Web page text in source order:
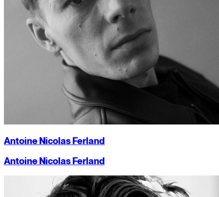
Antoine Nicolas Ferland
Antoine Nicolas Ferland